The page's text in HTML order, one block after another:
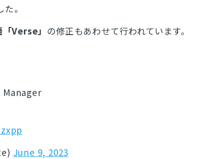
。
Verse」 の修正もあわせて行われています。
June 9, 2023